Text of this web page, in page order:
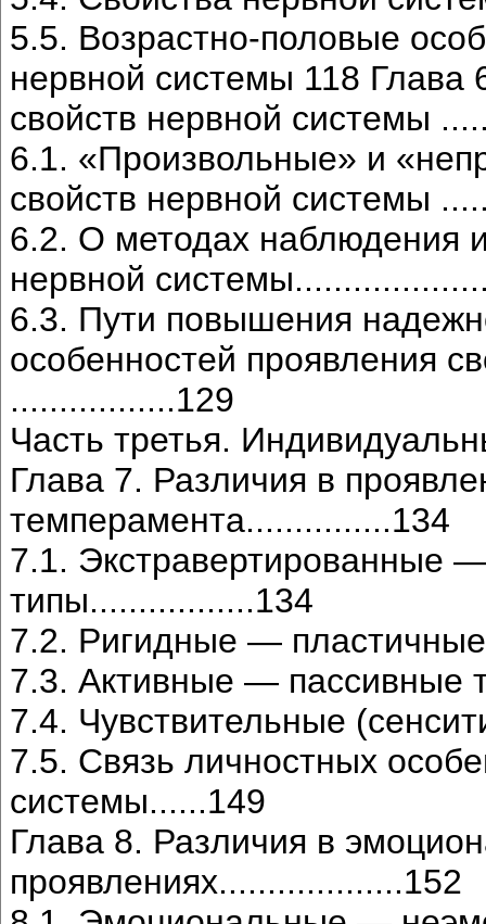
5.5. Возрастно-половые
нервной системы 118 Глава
свойств нервной системы
6.1. «Произвольные» и
свойств нервной системы
6.2. О методах наблюдения
нервной
6.3. Пути повышения
особенностей проявления
.................129
Часть третья.
Глава 7. Различия в
темперамента...............134
7.1. Экстравертированные
типы.................134
7.2. Ригидные —
7.3. Активные — пассивные
7.4. Чувствительные
7.5. Связь личностных
системы......149
Глава 8. Различия в
проявлениях...................152